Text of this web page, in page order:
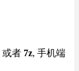
或者 7z, 手机端